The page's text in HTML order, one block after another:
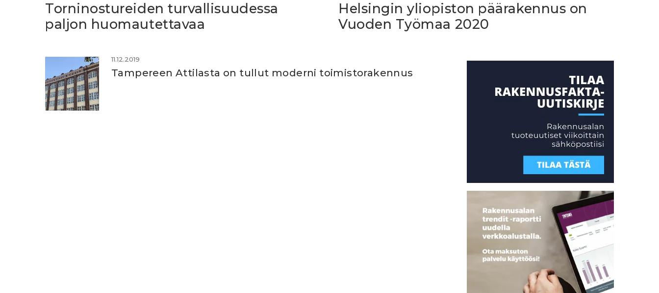
Torninostureiden turvallisuudessa
paljon huomautettavaa
Helsingin yliopiston päärakennus on
Vuoden Työmaa 2020
11.12.2019
Tampereen Attilasta on tullut moderni toimistorakennus